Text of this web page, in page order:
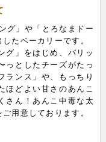
グ」や「とろなまドー
たベーカリーです。
グ」をはじめ、パリッ
っとしたチーズがたっ
ランス」や、もっちり
ほどよい甘さのあんこ
さん！あんこ中毒な太
用意しております。